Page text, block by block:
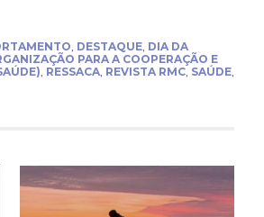
, DESTAQUE, DIA DA
PARA A COOPERAÇÃO E
, RESSACA, REVISTA RMC, SAÚDE,